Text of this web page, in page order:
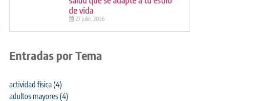
de vida
27 julio, 2026
Entradas por Tema
actividad física(4)
adultos mayores(4)